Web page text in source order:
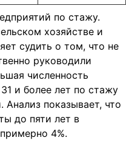
по стажу.
хозяйстве и
судить о том, что не
руководили
численность
и более лет по стажу
Анализ показывает, что
до пяти лет в
4%.